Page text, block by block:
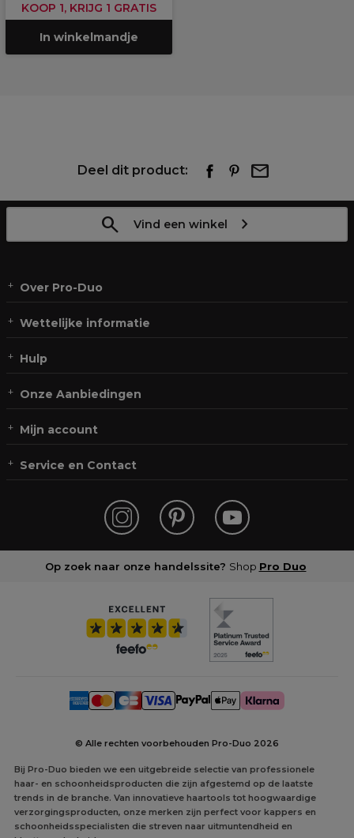
KOOP 1, KRIJG 1 GRATIS
In winkelmandje
Deel dit product:
Vind een winkel
Over Pro-Duo
Wettelijke informatie
Hulp
Onze Aanbiedingen
Mijn account
Service en Contact
Op zoek naar onze handelssite? Shop Pro Duo
© Alle rechten voorbehouden Pro-Duo 2026
Bij Pro-Duo bieden we een uitgebreide selectie van professionele
haar- en schoonheidsproducten die zijn afgestemd op de laatste
trends in de branche. Van innovatieve haartools tot hoogwaardige
verzorgingsproducten, onze merken zijn perfect voor kappers en
schoonheidsspecialisten die streven naar uitmuntendheid en